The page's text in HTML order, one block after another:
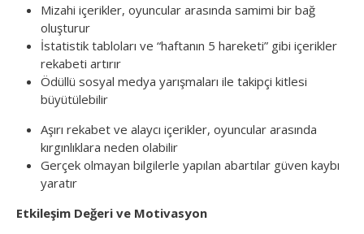
Mizahi içerikler, oyuncular arasında samimi bir bağ
oluşturur
İstatistik tabloları ve “haftanın 5 hareketi” gibi içerikler
rekabeti artırır
Ödüllü sosyal medya yarışmaları ile takipçi kitlesi
büyütülebilir
Aşırı rekabet ve alaycı içerikler, oyuncular arasında
kırgınlıklara neden olabilir
Gerçek olmayan bilgilerle yapılan abartılar güven kaybı
yaratır
Etkileşim Değeri ve Motivasyon